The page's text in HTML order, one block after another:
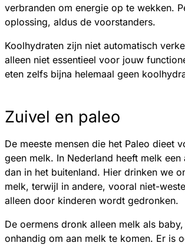
verbranden om energie op te wekken.
oplossing, aldus de voorstanders.
Koolhydraten zijn niet automatisch
alleen niet essentieel voor jouw
eten zelfs bijna helemaal geen
Zuivel en paleo
De meeste mensen die het Paleo dieet
geen melk. In Nederland heeft melk een
dan in het buitenland. Hier drinken we
melk, terwijl in andere, vooral niet-
alleen door kinderen wordt gedronken.
De oermens dronk alleen melk als
onhandig om aan melk te komen. Er is